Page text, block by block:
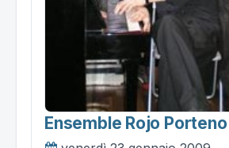
Ensemble Rojo Porteno